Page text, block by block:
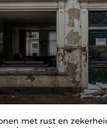
met rust en